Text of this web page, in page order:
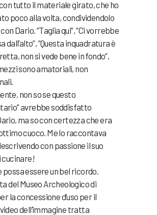
tutto il materiale girato, che ho
poco alla volta, condividendolo
Dario. “Taglia qui”, “Ci vorrebbe
dall’alto”, “Questa inquadratura è
non si vede bene in fondo”.
sono amatoriali, non
non so se questo
avrebbe soddisfatto
ma so con certezza che era
cuoco. Me lo raccontava
con passione il suo
cucinare!
possa essere un bel ricordo.
del Museo Archeologico di
la concessione d’uso per il
dell’immagine tratta